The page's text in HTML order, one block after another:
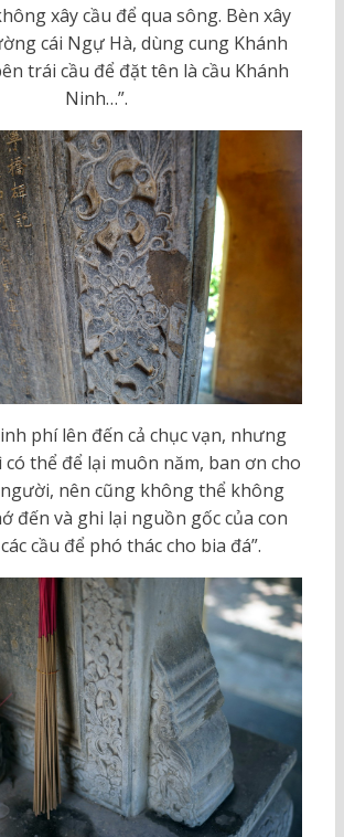
xây cầu để qua sông. Bèn xây
cái Ngự Hà, dùng cung Khánh
trái cầu để đặt tên là cầu Khánh
Ninh…”.
phí lên đến cả chục vạn, nhưng
có thể để lại muôn năm, ban ơn cho
nên cũng không thể không
đến và ghi lại nguồn gốc của con
cầu để phó thác cho bia đá”.